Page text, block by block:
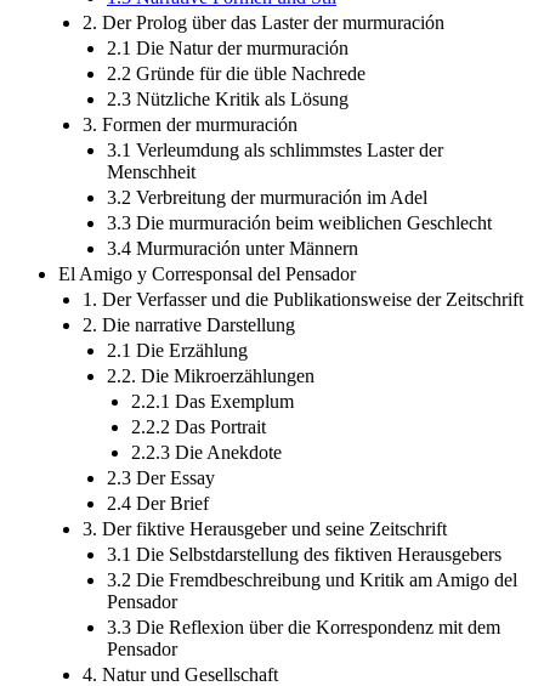
2. Der Prolog über das Laster der murmuración
2.1 Die Natur der murmuración
2.2 Gründe für die üble Nachrede
2.3 Nützliche Kritik als Lösung
3. Formen der murmuración
3.1 Verleumdung als schlimmstes Laster der
Menschheit
3.2 Verbreitung der murmuración im Adel
3.3 Die murmuración beim weiblichen Geschlecht
3.4 Murmuración unter Männern
El Amigo y Corresponsal del Pensador
1. Der Verfasser und die Publikationsweise der Zeitschrift
2. Die narrative Darstellung
2.1 Die Erzählung
2.2. Die Mikroerzählungen
2.2.1 Das Exemplum
2.2.2 Das Portrait
2.2.3 Die Anekdote
2.3 Der Essay
2.4 Der Brief
3. Der fiktive Herausgeber und seine Zeitschrift
3.1 Die Selbstdarstellung des fiktiven Herausgebers
3.2 Die Fremdbeschreibung und Kritik am Amigo del
Pensador
3.3 Die Reflexion über die Korrespondenz mit dem
Pensador
4. Natur und Gesellschaft